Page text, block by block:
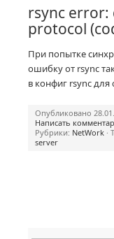
rsync
protocol
При попытке
ошибку от rsync
в конфиг rsync
Опубликовано
Написать
Рубрики: NetWork ·
server